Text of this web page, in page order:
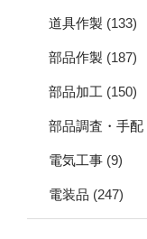
道具作製 (133)
部品作製 (187)
部品加工 (150)
部品調査・手配
電気工事 (9)
電装品 (247)